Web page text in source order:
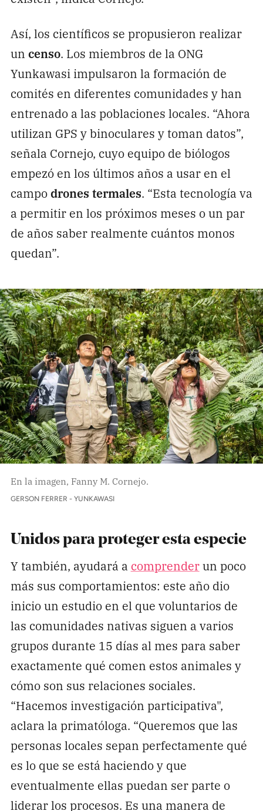
Así, los científicos se propusieron realizar
un censo. Los miembros de la ONG
Yunkawasi impulsaron la formación de
comités en diferentes comunidades y han
entrenado a las poblaciones locales. “Ahora
utilizan GPS y binoculares y toman datos”,
señala Cornejo, cuyo equipo de biólogos
empezó en los últimos años a usar en el
campodrones termales. “Esta tecnología va
a permitir en los próximos meses o un par
de años saber realmente cuántos monos
quedan”.
En la imagen, Fanny M. Cornejo.
GERSON FERRER - YUNKAWASI
Unidos para proteger esta especie
Y también, ayudará a comprenderun poco
más sus comportamientos: este año dio
inicio un estudio en el que voluntarios de
las comunidades nativas siguen a varios
grupos durante 15 días al mes para saber
exactamente qué comen estos animales y
cómo son sus relaciones sociales.
“Hacemos investigación participativa",
aclara la primatóloga. “Queremos que las
personas locales sepan perfectamente qué
es lo que se está haciendo y que
eventualmente ellas puedan ser parte o
liderar los procesos. Es una manera de